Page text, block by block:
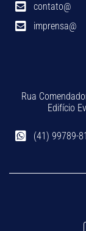
contato@
imprensa@
Rua
Edifício
(41) 99789-